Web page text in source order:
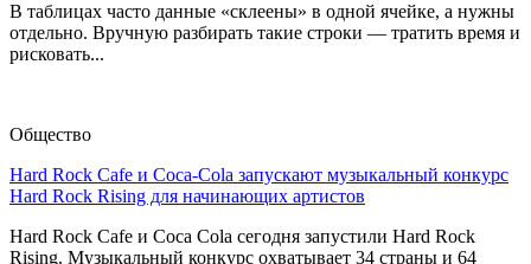
В таблицах часто данные «склеены» в одной ячейке, а нужны
отдельно. Вручную разбирать такие строки — тратить время и
рисковать...
Общество
Hard Rock Cafe и Coca-Cola запускают музыкальный конкурс
Hard Rock Rising для начинающих артистов
Hard Rock Cafe и Coca Cola сегодня запустили Hard Rock
Rising. Музыкальный конкурс охватывает 34 страны и 64